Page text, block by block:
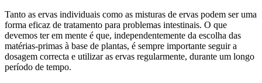
Tanto as ervas individuais como as misturas de ervas podem ser uma
forma eficaz de tratamento para problemas intestinais. O que
devemos ter em mente é que, independentemente da escolha das
matérias-primas à base de plantas, é sempre importante seguir a
dosagem correcta e utilizar as ervas regularmente, durante um longo
período de tempo.